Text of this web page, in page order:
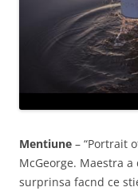
Mentiune – “Portrait
McGeorge. Maestra
surprinsa facnd ce